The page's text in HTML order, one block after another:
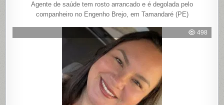
Agente de saúde tem rosto arrancado e é degolada pelo
companheiro no Engenho Brejo, em Tamandaré (PE)
498